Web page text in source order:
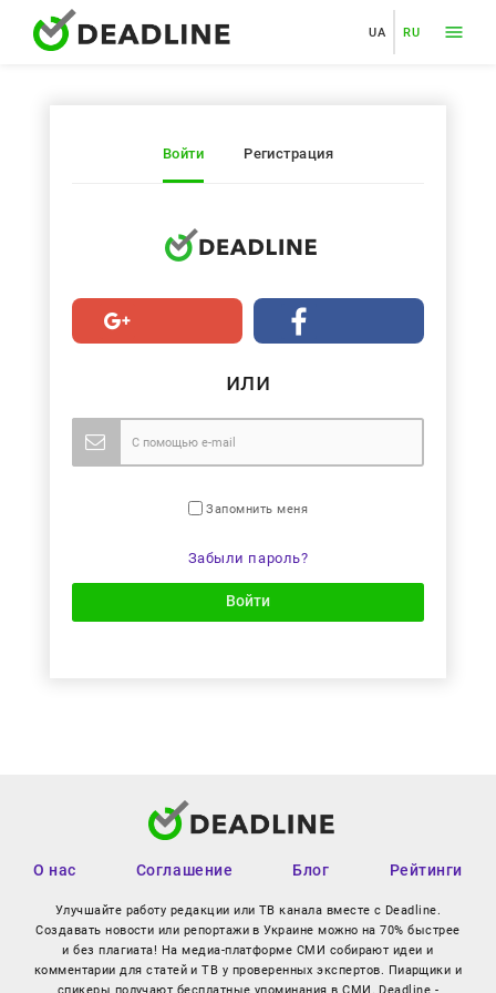
UA RU
Войти Регистрация
или
Запомнить меня
Забыли пароль?
Войти
О нас Соглашение Блог Рейтинги
Улучшайте работу редакции или ТВ канала вместе с Deadline.
Создавать новости или репортажи в Украине можно на 70% быстрее
и без плагиата! На медиа-платформе СМИ собирают идеи и
комментарии для статей и ТВ у проверенных экспертов. Пиарщики и